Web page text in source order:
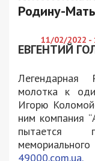
Родину-
11/02/2022 -
ЕВГЕНТИЙ
молотка к
Игорю
ним компания
пытается
49000.com.ua.